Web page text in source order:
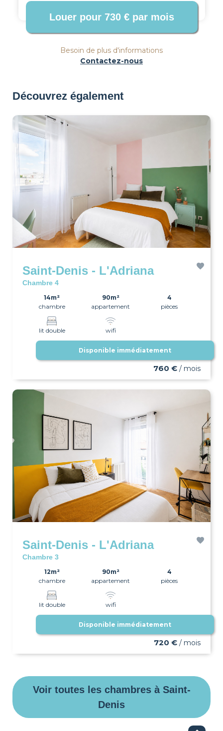
Besoin de plus d'informations
Contactez-nous
Découvrez également
Saint-Denis - L'Adriana
Chambre 4
14m²
chambre
90m²
appartement
4
pièces
lit double wifi
Disponible immédiatement
760 € / mois
Saint-Denis - L'Adriana
Chambre 3
12m²
chambre
90m²
appartement
4
pièces
lit double wifi
Disponible immédiatement
720 € / mois
Voir toutes les chambres à Saint-
Denis